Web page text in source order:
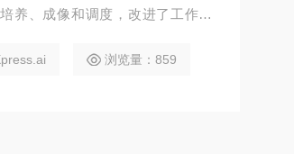
养、成像和调度，改进了工作流
浏览量：859